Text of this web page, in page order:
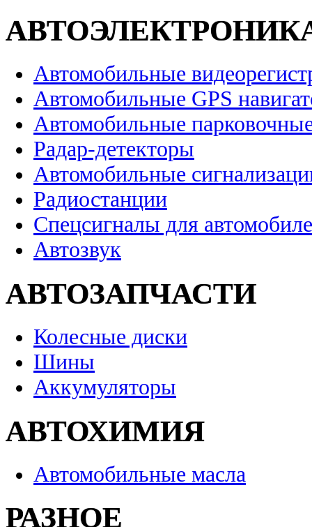
Автомобильные
Автомобильные GPS
Автомобильные
Радар-детекторы
Автомобильные
Радиостанции
Спецсигналы для
Автозвук
АВТОЗАПЧАСТИ
Колесные диски
Шины
Аккумуляторы
АВТОХИМИЯ
Автомобильные масла
РАЗНОЕ